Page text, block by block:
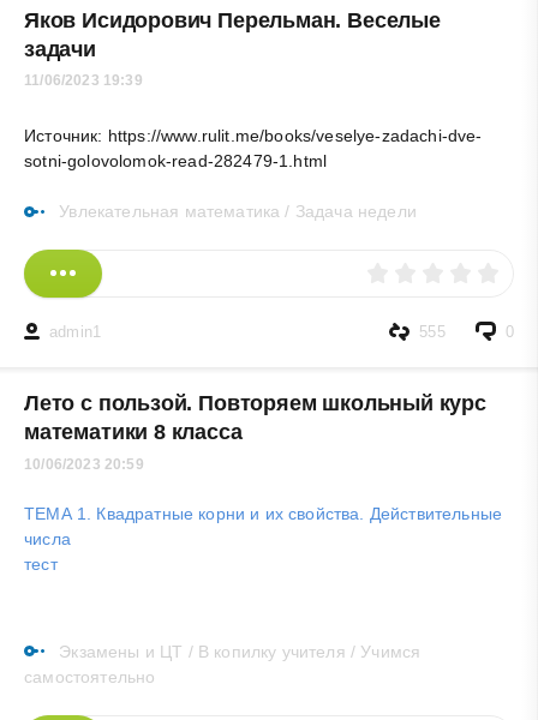
Яков Исидорович Перельман. Веселые
задачи
11/06/2023 19:39
Источник: https://www.rulit.me/books/veselye-zadachi-dve-
sotni-golovolomok-read-282479-1.html
Увлекательная математика / Задача недели
admin1 0
555
Лето с пользой. Повторяем школьный курс
математики 8 класса
10/06/2023 20:59
ТЕМА 1. Квадратные корни и их свойства. Действительные
числа
тест
Экзамены и ЦТ / В копилку учителя / Учимся
самостоятельно